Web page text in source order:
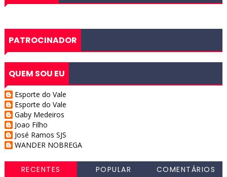
PATROCINADOR
QUEM SOU EU
Esporte do Vale
Esporte do Vale
Gaby Medeiros
Joao Filho
José Ramos SJS
WANDER NOBREGA
RECENTES POPULAR COMENTÁRIOS